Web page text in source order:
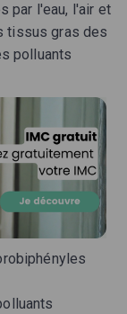
par l'eau, l'air et
tissus gras des
polluants